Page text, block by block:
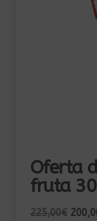
Oferta
fruta
225,00€ El